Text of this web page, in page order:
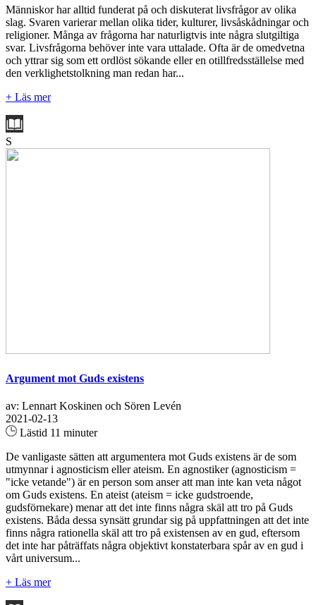
Människor har alltid funderat på och diskuterat livsfrågor av olika
slag. Svaren varierar mellan olika tider, kulturer, livsåskådningar och
religioner. Många av frågorna har naturligtvis inte några slutgiltiga
svar. Livsfrågorna behöver inte vara uttalade. Ofta är de omedvetna
och yttrar sig som ett ordlöst sökande eller en otillfredsställelse med
den verklighetstolkning man redan har...
+ Läs mer
S
Argument mot Guds existens
av: Lennart Koskinen och Sören Levén
2021-02-13
Lästid 11 minuter
De vanligaste sätten att argumentera mot Guds existens är de som
utmynnar i agnosticism eller ateism. En agnostiker (agnosticism =
"icke vetande") är en person som anser att man inte kan veta något
om Guds existens. En ateist (ateism = icke gudstroende,
gudsförnekare) menar att det inte finns några skäl att tro på Guds
existens. Båda dessa synsätt grundar sig på uppfattningen att det inte
finns några rationella skäl att tro på existensen av en gud, eftersom
det inte har påträffats några objektivt konstaterbara spår av en gud i
vårt universum...
+ Läs mer